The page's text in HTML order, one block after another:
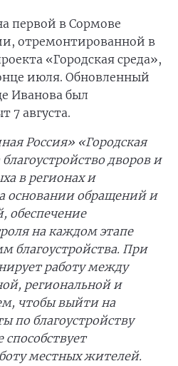
первой в Сормове
отремонтированной в
«Городская среда»,
июля. Обновленный
Иванова был
7 августа.
Россия» «Городская
дворов и
в регионах и
основании обращений и
обеспечение
на каждом этапе
благоустройства. При
работу между
региональной и
чтобы выйти на
по благоустройству
местных жителей.